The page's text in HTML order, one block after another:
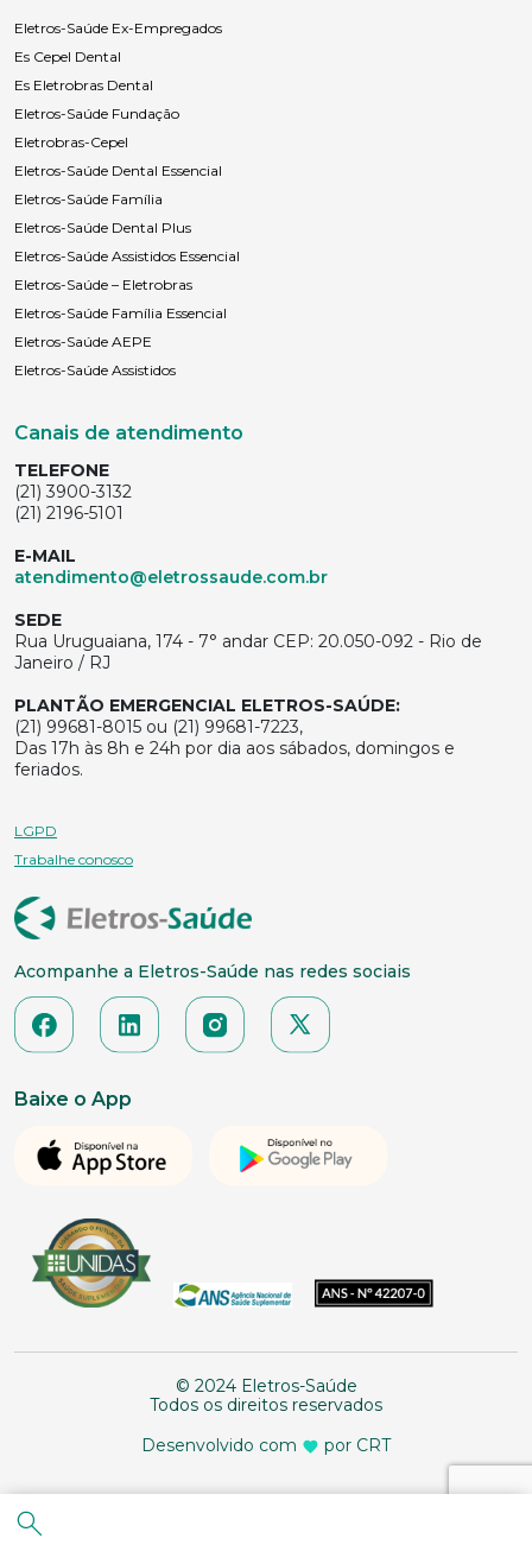
Eletros-Saúde Ex-Empregados
Es Cepel Dental
Es Eletrobras Dental
Eletros-Saúde Fundação
Eletrobras-Cepel
Eletros-Saúde Dental Essencial
Eletros-Saúde Família
Eletros-Saúde Dental Plus
Eletros-Saúde Assistidos Essencial
Eletros-Saúde – Eletrobras
Eletros-Saúde Família Essencial
Eletros-Saúde AEPE
Eletros-Saúde Assistidos
Canais de atendimento
TELEFONE
(21) 3900-3132
(21) 2196-5101
E-MAIL
atendimento@eletrossaude.com.br
SEDE
Rua Uruguaiana, 174 - 7° andar CEP: 20.050-092 - Rio de
Janeiro / RJ
PLANTÃO EMERGENCIAL ELETROS-SAÚDE:
(21) 99681-8015 ou (21) 99681-7223,
Das 17h às 8h e 24h por dia aos sábados, domingos e
feriados.
LGPD
Trabalhe conosco
Acompanhe a Eletros-Saúde nas redes sociais
Baixe o App
© 2024 Eletros-Saúde
Todos os direitos reservados
Desenvolvido com
por CRT